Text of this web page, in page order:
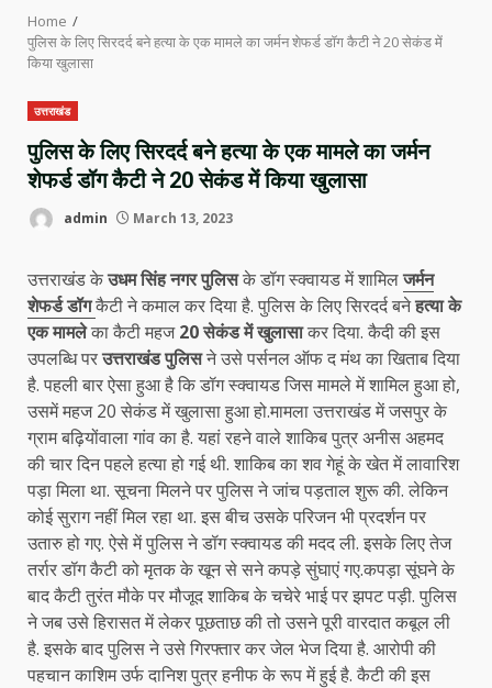
Home
पुलिस के लिए सिरदर्द बने हत्या के एक मामले का जर्मन शेफर्ड डॉग कैटी ने 20 सेकंड में
किया खुलासा
उत्तराखंड
पुलिस के लिए सिरदर्द बने हत्या के एक मामले का जर्मन
शेफर्ड डॉग कैटी ने 20 सेकंड में किया खुलासा
admin March 13, 2023
उत्तराखंड केउधम सिंह नगर पुलिसके डॉग स्क्वायड में शामिलजर्मन
शेफर्ड डॉगकैटी ने कमाल कर दिया है. पुलिस के लिए सिरदर्द बनेहत्या के
एक मामलेका कैटी महज20 सेकंड में खुलासाकर दिया. कैदी की इस
उपलब्धि परउत्तराखंड पुलिसने उसे पर्सनल ऑफ द मंथ का खिताब दिया
है. पहली बार ऐसा हुआ है कि डॉग स्क्वायड जिस मामले में शामिल हुआ हो,
उसमें महज 20 सेकंड में खुलासा हुआ हो.मामला उत्तराखंड में जसपुर के
ग्राम बढ़ियोंवाला गांव का है. यहां रहने वाले शाकिब पुत्र अनीस अहमद
की चार दिन पहले हत्या हो गई थी. शाकिब का शव गेहूं के खेत में लावारिश
पड़ा मिला था. सूचना मिलने पर पुलिस ने जांच पड़ताल शुरू की. लेकिन
कोई सुराग नहीं मिल रहा था. इस बीच उसके परिजन भी प्रदर्शन पर
उतारु हो गए. ऐसे में पुलिस ने डॉग स्क्वायड की मदद ली. इसके लिए तेज
तर्रार डॉग कैटी को मृतक के खून से सने कपड़े सुंघाएं गए.कपड़ा सूंघने के
बाद कैटी तुरंत मौके पर मौजूद शाकिब के चचेरे भाई पर झपट पड़ी. पुलिस
ने जब उसे हिरासत में लेकर पूछताछ की तो उसने पूरी वारदात कबूल ली
है. इसके बाद पुलिस ने उसे गिरफ्तार कर जेल भेज दिया है. आरोपी की
पहचान काशिम उर्फ दानिश पुत्र हनीफ के रूप में हुई है. कैटी की इस